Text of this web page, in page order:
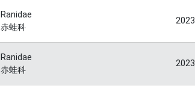
Ranidae
赤蛙科
Ranidae
赤蛙科